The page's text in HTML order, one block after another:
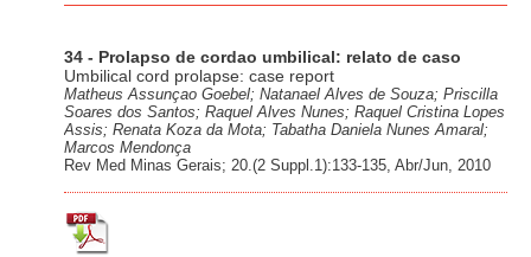
34 - Prolapso de cordao umbilical: relato de caso
Umbilical cord prolapse: case report
Matheus Assunçao Goebel; Natanael Alves de Souza; Priscilla
Soares dos Santos; Raquel Alves Nunes; Raquel Cristina Lopes
Assis; Renata Koza da Mota; Tabatha Daniela Nunes Amaral;
Marcos Mendonça
Rev Med Minas Gerais; 20.(2 Suppl.1):133-135, Abr/Jun, 2010